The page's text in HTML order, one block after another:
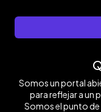
Somos un portal
para reflejar a un
Somos el punto de